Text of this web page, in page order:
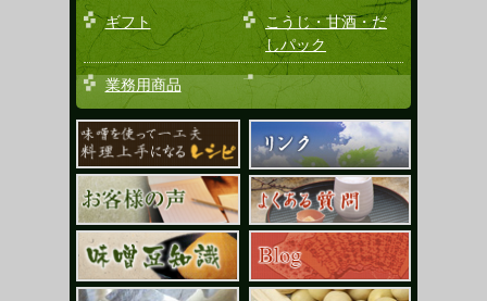
ギフト
こうじ・甘酒・だ
しパック
業務用商品